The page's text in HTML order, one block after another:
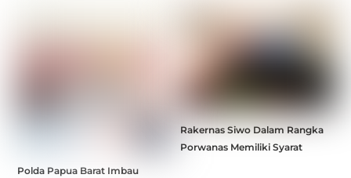
Polda Papua Barat Imbau
Rakernas Siwo Dalam Rangka
Porwanas Memiliki Syarat